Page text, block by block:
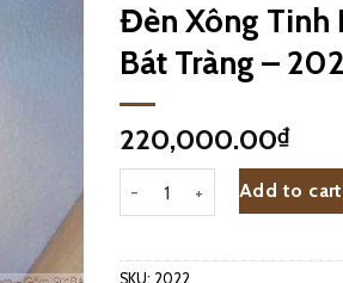
Đèn Xông Tinh
Bát Tràng –
220,000.00₫
Đèn Xông Tinh Dầu Gốm Sứ
Add to cart
SKU: 2022